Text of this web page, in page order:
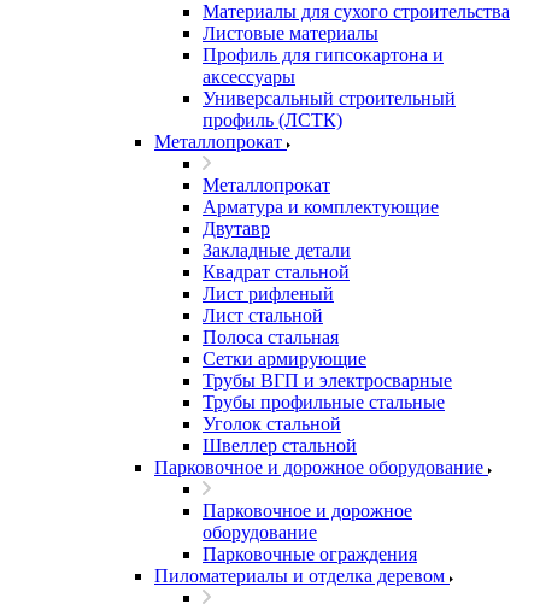
Материалы для сухого строительства
Листовые материалы
Профиль для гипсокартона и
аксессуары
Универсальный строительный
профиль (ЛСТК)
Металлопрокат
Металлопрокат
Арматура и комплектующие
Двутавр
Закладные детали
Квадрат стальной
Лист рифленый
Лист стальной
Полоса стальная
Сетки армирующие
Трубы ВГП и электросварные
Трубы профильные стальные
Уголок стальной
Швеллер стальной
Парковочное и дорожное оборудование
Парковочное и дорожное
оборудование
Парковочные ограждения
Пиломатериалы и отделка деревом